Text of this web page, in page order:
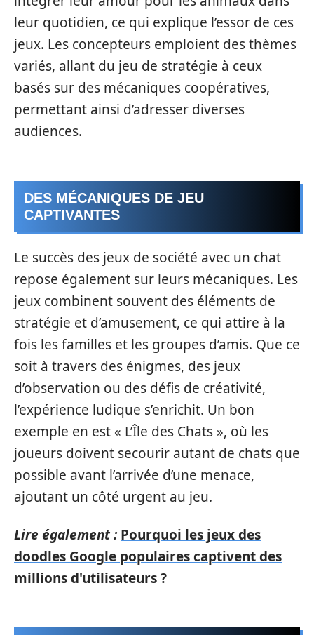
leur quotidien, ce qui explique l’essor de ces
jeux. Les concepteurs emploient des thèmes
variés, allant du jeu de stratégie à ceux
basés sur des mécaniques coopératives,
permettant ainsi d’adresser diverses
audiences.
DES MÉCANIQUES DE JEU
CAPTIVANTES
Le succès des jeux de société avec un chat
repose également sur leurs mécaniques. Les
jeux combinent souvent des éléments de
stratégie et d’amusement, ce qui attire à la
fois les familles et les groupes d’amis. Que ce
soit à travers des énigmes, des jeux
d’observation ou des défis de créativité,
l’expérience ludique s’enrichit. Un bon
exemple en est « L’Île des Chats », où les
joueurs doivent secourir autant de chats que
possible avant l’arrivée d’une menace,
ajoutant un côté urgent au jeu.
Lire également : Pourquoi les jeux des
doodles Google populaires captivent des
millions d'utilisateurs ?